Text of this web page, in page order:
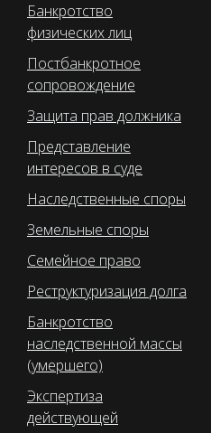
Банкротство
физических лиц
Постбанкротное
сопровождение
Защита прав должника
Представление
интересов в суде
Наследственные споры
Земельные споры
Семейное право
Реструктуризация долга
Банкротство
наследственной массы
(умершего)
Экспертиза
действующей